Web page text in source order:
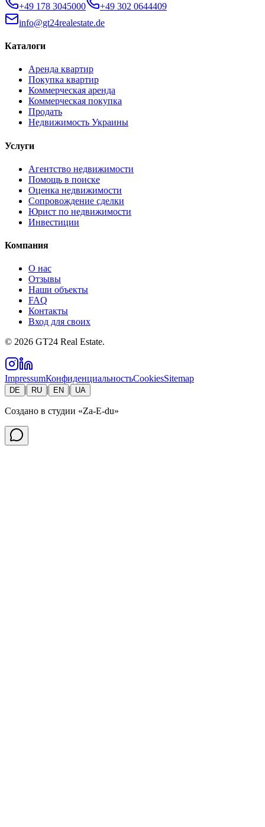
+49 178 3045000
+49 302 0644409
info@gt24realestate.de
Каталоги
Аренда квартир
Покупка квартир
Коммерческая аренда
Коммерческая покупка
Продать
Недвижимость Украины
Услуги
Агентство недвижимости
Помощь в поиске
Оценка недвижимости
Сопровождение сделки
Юрист по недвижимости
Инвестиции
Компания
О нас
Отзывы
Наши объекты
FAQ
Контакты
Вход для своих
© 2026 GT24 Real Estate.
ImpressumКонфиденциальностьCookiesSitemap
DE RU EN UA
Создано в студии «Za-E-du»